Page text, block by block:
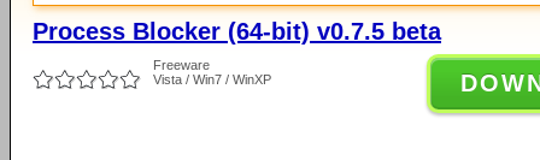
Process Blocker (64-bit) v0.7.5 beta
Freeware
Vista / Win7 / WinXP